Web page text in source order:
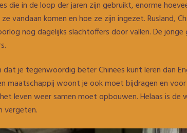
die in de loop der jaren zijn gebruikt, enorme
vandaan komen en hoe ze zijn ingezet. Rusland,
nog dagelijks slachtoffers door vallen. De
je tegenwoordig beter Chinees kunt leren dan
maatschappij woont je ook moet bijdragen en
leven weer samen moet opbouwen. Helaas is
vergeten.